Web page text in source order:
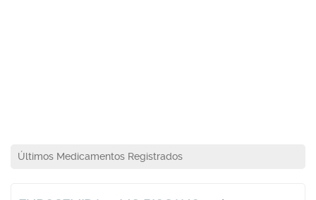
Últimos Medicamentos Registrados